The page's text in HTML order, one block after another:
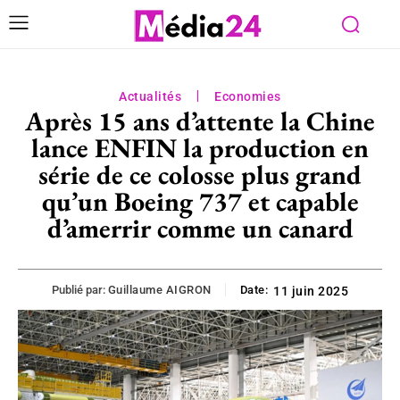
Actualités Economies
Après 15 ans d’attente la Chine
lance ENFIN la production en
série de ce colosse plus grand
qu’un Boeing 737 et capable
d’amerrir comme un canard
Publié par: Guillaume AIGRON Date: 11 juin 2025